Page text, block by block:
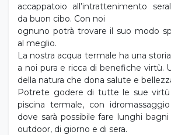
accappatoio all’intrattenimento
da buon cibo. Con noi
ognuno potrà trovare il suo modo
al meglio.
La nostra acqua termale ha una
a noi pura e ricca di benefiche virtù.
della natura che dona salute e
Potrete godere di tutte le sue virtù
piscina termale, con
dove sarà possibile fare lunghi
outdoor, di giorno e di sera.